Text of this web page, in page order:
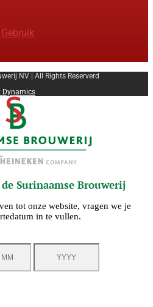
NV | All Rights Reserverd
Dynamics
Surinaamse Brouwerij
tot onze website, vragen we je
in te vullen.